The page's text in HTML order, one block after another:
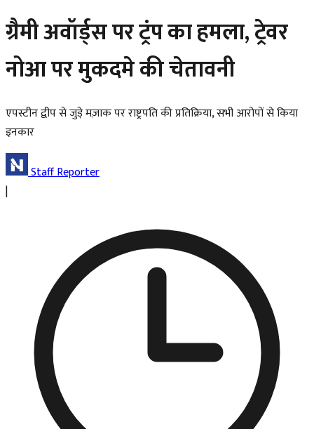
ग्रैमी अवॉर्ड्स पर ट्रंप का हमला, ट्रेवर
नोआ पर मुकदमे की चेतावनी
एपस्टीन द्वीप से जुड़े मज़ाक पर राष्ट्रपति की प्रतिक्रिया, सभी आरोपों से किया
इनकार
Staff Reporter
|